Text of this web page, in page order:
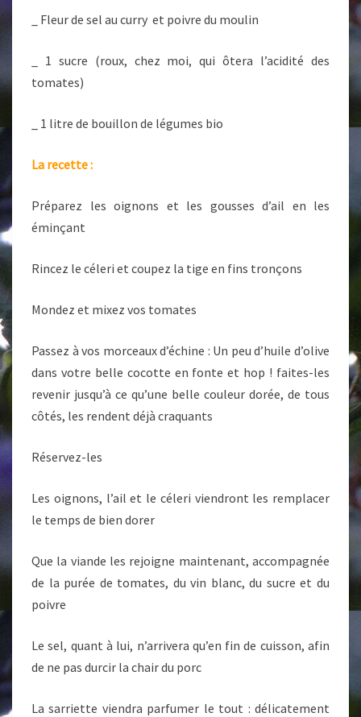
_ Fleur de sel au curry et poivre du moulin
_ 1 sucre (roux, chez moi, qui ôtera l’acidité des
tomates)
_ 1 litre de bouillon de légumes bio
La recette :
Préparez les oignons et les gousses d’ail en les
éminçant
Rincez le céleri et coupez la tige en fins tronçons
Mondez et mixez vos tomates
Passez à vos morceaux d’échine : Un peu d’huile d’olive
dans votre belle cocotte en fonte et hop ! faites-les
revenir jusqu’à ce qu’une belle couleur dorée, de tous
côtés, les rendent déjà craquants
Réservez-les
Les oignons, l’ail et le céleri viendront les remplacer
le temps de bien dorer
Que la viande les rejoigne maintenant, accompagnée
de la purée de tomates, du vin blanc, du sucre et du
poivre
Le sel, quant à lui, n’arrivera qu’en fin de cuisson, afin
de ne pas durcir la chair du porc
La sarriette viendra parfumer le tout : délicatement